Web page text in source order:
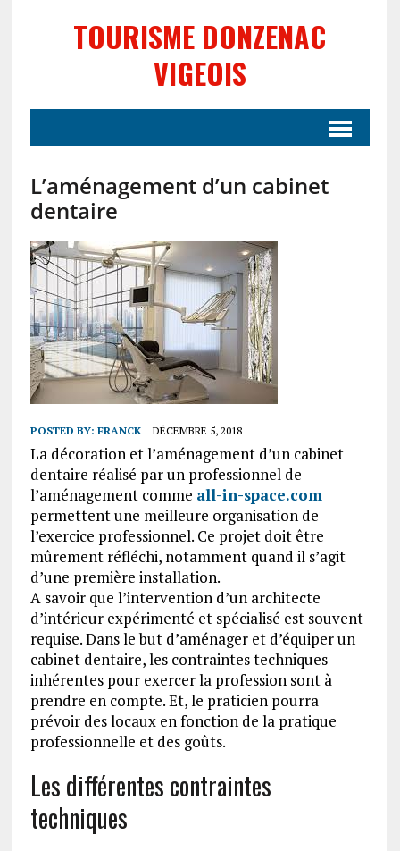
TOURISME DONZENAC
VIGEOIS
L’aménagement d’un cabinet
dentaire
POSTED BY: FRANCK DÉCEMBRE 5, 2018
La décoration et l’aménagement d’un cabinet
dentaire réalisé par un professionnel de
l’aménagement comme all-in-space.com
permettent une meilleure organisation de
l’exercice professionnel. Ce projet doit être
mûrement réfléchi, notamment quand il s’agit
d’une première installation.
A savoir que l’intervention d’un architecte
d’intérieur expérimenté et spécialisé est souvent
requise. Dans le but d’aménager et d’équiper un
cabinet dentaire, les contraintes techniques
inhérentes pour exercer la profession sont à
prendre en compte. Et, le praticien pourra
prévoir des locaux en fonction de la pratique
professionnelle et des goûts.
Les différentes contraintes
techniques